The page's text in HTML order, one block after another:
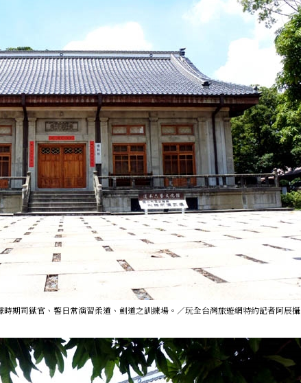
期司獄官、警日常演習柔道、劍道之訓練場。／玩全台灣旅遊網特約記者阿辰攝